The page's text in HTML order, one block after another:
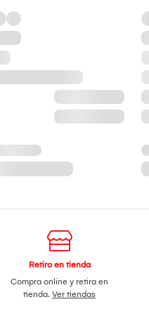
Retiro en tienda
Compra online y retira en
tienda.Ver tiendas